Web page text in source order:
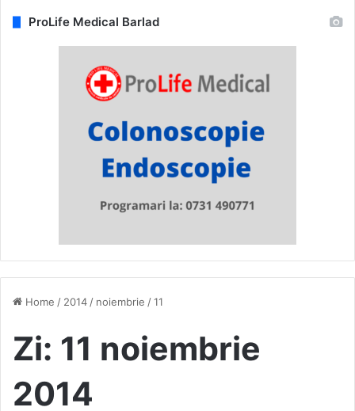
Home / 2014 / noiembrie /11
Zi: 11 noiembrie
2014
ProLife Medical Barlad